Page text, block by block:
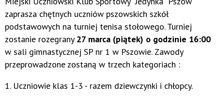
zaprasza chętnych uczniów pszowskich szkół
podstawowych na turniej tenisa stołowego. Turniej
zostanie rozegrany 27 marca (piątek) o godzinie 16:00
w sali gimnastycznej SP nr 1 w Pszowie. Zawody
przeprowadzone zostaną w trzech kategoriach :
1. Uczniowie klas 1-3 - razem dziewczynki i chłopcy.